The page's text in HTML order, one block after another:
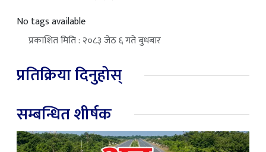
No tags available
प्रकाशित मिति : २०८३ जेठ ६ गते बुधबार
प्रतिक्रिया दिनुहोस्
सम्बन्धित शीर्षक